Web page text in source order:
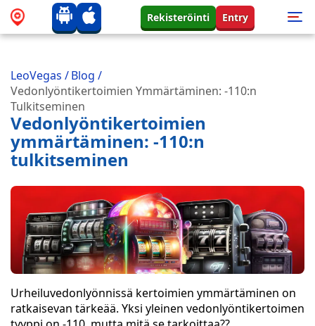
Rekisteröinti Entry
LeoVegas /Blog /
Vedonlyöntikertoimien Ymmärtäminen: -110:n
Tulkitseminen
Vedonlyöntikertoimien
ymmärtäminen: -110:n
tulkitseminen
Urheiluvedonlyönnissä kertoimien ymmärtäminen on
ratkaisevan tärkeää. Yksi yleinen vedonlyöntikertoimen